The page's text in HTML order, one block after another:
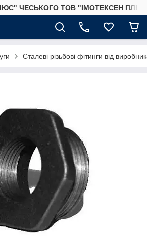
ЧЕСЬКОГО ТОВ "ІМОТЕКСЕН
Сталеві різьбові фітинги від